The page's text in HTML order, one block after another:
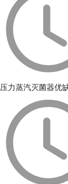
压力蒸汽灭菌器优